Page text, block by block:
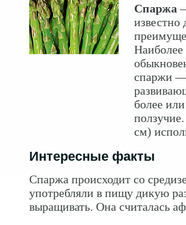
Спаржа
известно
cпаржи —
более
см)
Интересные факты
Спаржа происходит со
употребляли в пищу дикую
выращивать. Она считалась